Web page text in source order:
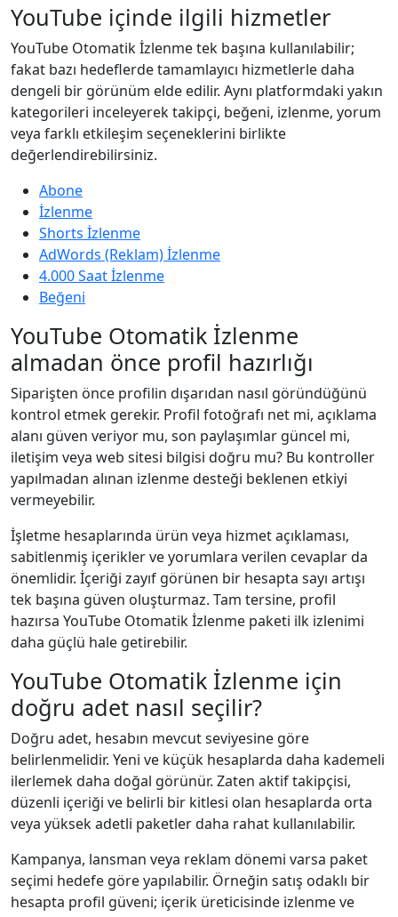
YouTube içinde ilgili hizmetler
YouTube Otomatik İzlenme tek başına kullanılabilir;
fakat bazı hedeflerde tamamlayıcı hizmetlerle daha
dengeli bir görünüm elde edilir. Aynı platformdaki yakın
kategorileri inceleyerek takipçi, beğeni, izlenme, yorum
veya farklı etkileşim seçeneklerini birlikte
değerlendirebilirsiniz.
Abone
İzlenme
Shorts İzlenme
AdWords (Reklam) İzlenme
4.000 Saat İzlenme
Beğeni
YouTube Otomatik İzlenme
almadan önce profil hazırlığı
Siparişten önce profilin dışarıdan nasıl göründüğünü
kontrol etmek gerekir. Profil fotoğrafı net mi, açıklama
alanı güven veriyor mu, son paylaşımlar güncel mi,
iletişim veya web sitesi bilgisi doğru mu? Bu kontroller
yapılmadan alınan izlenme desteği beklenen etkiyi
vermeyebilir.
İşletme hesaplarında ürün veya hizmet açıklaması,
sabitlenmiş içerikler ve yorumlara verilen cevaplar da
önemlidir. İçeriği zayıf görünen bir hesapta sayı artışı
tek başına güven oluşturmaz. Tam tersine, profil
hazırsa YouTube Otomatik İzlenme paketi ilk izlenimi
daha güçlü hale getirebilir.
YouTube Otomatik İzlenme için
doğru adet nasıl seçilir?
Doğru adet, hesabın mevcut seviyesine göre
belirlenmelidir. Yeni ve küçük hesaplarda daha kademeli
ilerlemek daha doğal görünür. Zaten aktif takipçisi,
düzenli içeriği ve belirli bir kitlesi olan hesaplarda orta
veya yüksek adetli paketler daha rahat kullanılabilir.
Kampanya, lansman veya reklam dönemi varsa paket
seçimi hedefe göre yapılabilir. Örneğin satış odaklı bir
hesapta profil güveni; içerik üreticisinde izlenme ve